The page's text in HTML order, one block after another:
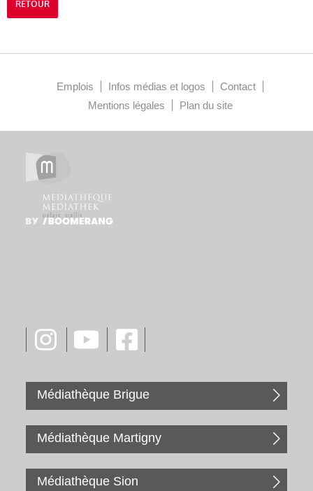
RETOUR
Emplois Infos médias et logos
Contact
Mentions légales
Plan du site
Médiathèque Brigue
Médiathèque Martigny
Médiathèque Sion